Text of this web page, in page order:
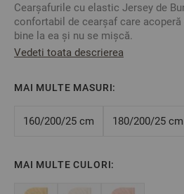
Cearșafurile cu elastic Jersey de
confortabil de cearșaf care
bine la ea și nu se mișcă.
Cearșafurile elastice Dilios au o
Culoare: Gri
Vedeti toata descrierea
MAI MULTE MASURI:
160/200/25 cm 180/200/25 cm
MAI MULTE CULORI: